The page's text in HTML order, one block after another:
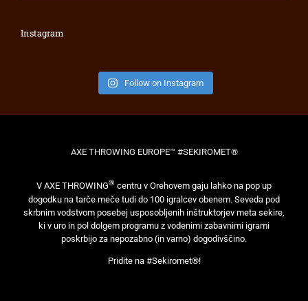
Instagram
Follow on Instagram
AXE THROWING EUROPE™ #SEKIROMET®
V AXE THROWING® centru v Orehovem gaju lahko na pop up
dogodku na tarče meče tudi do 100 igralcev obenem. Seveda pod
skrbnim vodstvom posebej usposobljenih inštruktorjev meta sekire,
ki v uro in pol dolgem programu z vodenimi zabavnimi igrami
poskrbijo za nepozabno (in varno) dogodivščino.
Pridite na #Sekiromet®!